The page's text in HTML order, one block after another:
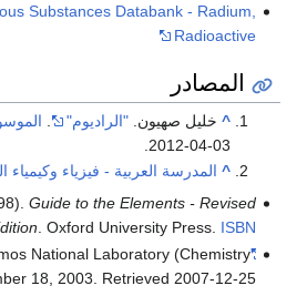
Substances Databank - Radium,
Radioactive
المصادر
^ خليل صهيون. "الراديوم"
2012-04-03
^ المدرسة العربية - فيزياء وكيمياء
Guide to the Elements - Revised
. Oxford University Press. ISBN
"Radium"
National Laboratory (Chemistry
18, 2003 . Retrieved 2007-12-25